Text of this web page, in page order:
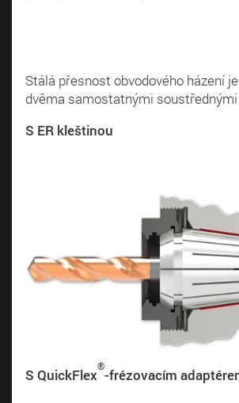
Stálá přesnost obvodového házení
dvěma samostatnými soustřednými
S ER kleštinou
S QuickFlex®-frézovacím